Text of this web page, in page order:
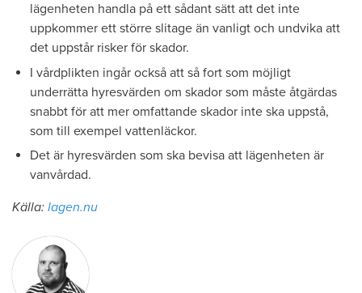
lägenheten handla på ett sådant sätt att det inte
uppkommer ett större slitage än vanligt och undvika att
det uppstår risker för skador.
I vårdplikten ingår också att så fort som möjligt
underrätta hyresvärden om skador som måste åtgärdas
snabbt för att mer omfattande skador inte ska uppstå,
som till exempel vattenläckor.
Det är hyresvärden som ska bevisa att lägenheten är
vanvårdad.
Källa: lagen.nu